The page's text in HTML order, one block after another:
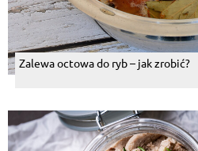
Zalewa octowa do ryb – jak zrobić?